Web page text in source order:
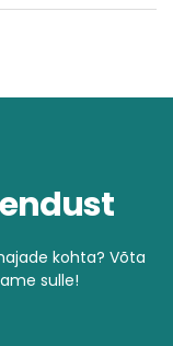
kohta? Võta
sulle!